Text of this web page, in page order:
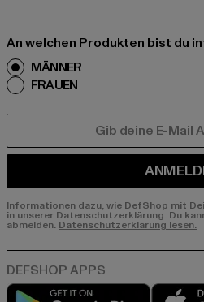
An welchen Produkten bist du
MÄNNER
FRAUEN
Informationen dazu, wie DefShop mit
in unserer Datenschutzerklärung. Du
abmelden. Datenschutzerklärung lesen.
Play